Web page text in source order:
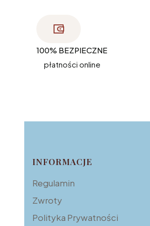
100% BEZPIECZNE
płatności online
Linki w stopce
INFORMACJE
Regulamin
Zwroty
Polityka Prywatności